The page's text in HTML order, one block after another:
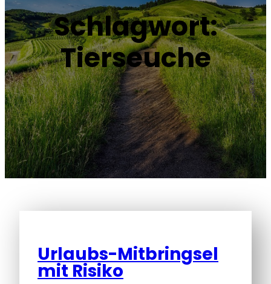
Schlagwort:
Tierseuche
Urlaubs-Mitbringsel
mit Risiko